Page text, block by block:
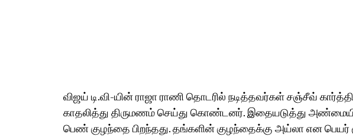
விஜய் டி.வி-யின் ராஜா ராணி தொடரில் நடித்தவர்கள் சஞ்சீவ்
காதலித்து திருமணம் செய்து கொண்டனர். இதையடுத்து
பெண் குழந்தை பிறந்தது. தங்களின் குழந்தைக்கு அய்லா என பெயர்